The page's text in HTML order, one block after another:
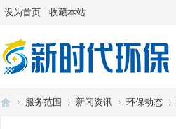
设为首页 收藏本站
服务范围 新闻资讯 环保动态